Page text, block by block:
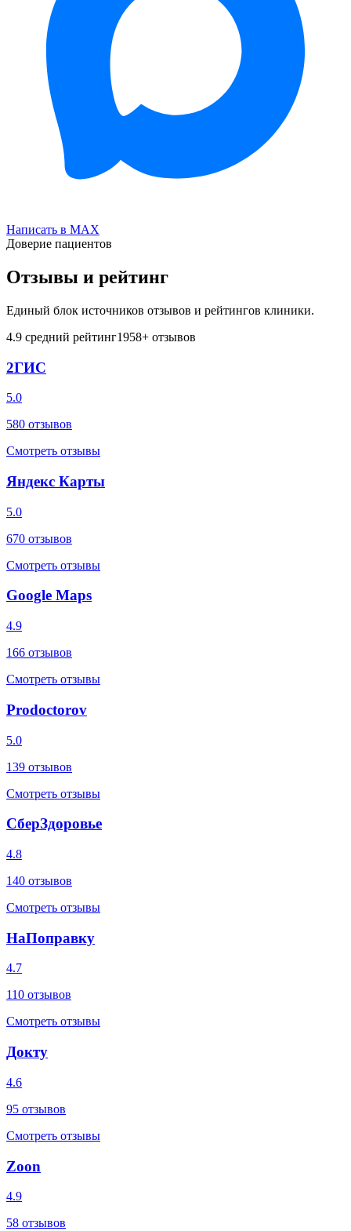
Написать в MAX
Доверие пациентов
Отзывы и рейтинг
Единый блок источников отзывов и рейтингов клиники.
4.9 средний рейтинг1958+ отзывов
2ГИС
5.0
580 отзывов
Смотреть отзывы
Яндекс Карты
5.0
670 отзывов
Смотреть отзывы
Google Maps
4.9
166 отзывов
Смотреть отзывы
Prodoctorov
5.0
139 отзывов
Смотреть отзывы
СберЗдоровье
4.8
140 отзывов
Смотреть отзывы
НаПоправку
4.7
110 отзывов
Смотреть отзывы
Докту
4.6
95 отзывов
Смотреть отзывы
Zoon
4.9
58 отзывов